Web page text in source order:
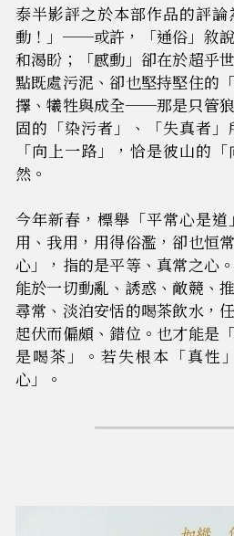
泰半影評之於本部作品的評
動！」──或許，「通俗」敘
和渴盼；「感動」卻在於超乎
點既處污泥、卻也堅持堅住的
擇、犧牲與成全──那是只管
固的「染污者」、「失真者
「向上一路」，恰是彼山的
然。
今年新春，標舉「平常心是
用、我用，用得俗濫，卻也恒
心」，指的是平等、真常之心
能於一切動亂、誘惑、敵競
尋常、淡泊安恬的喝茶飲水
起伏而偏頗、錯位。也才能是
是喝茶」。若失根本「真性
心」。